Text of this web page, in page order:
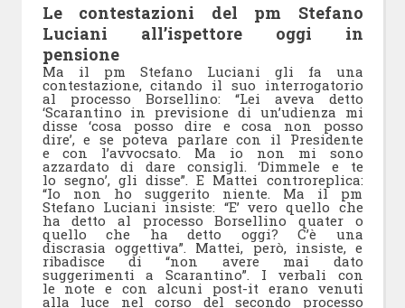
Le contestazioni del pm Stefano
Luciani all’ispettore oggi in
pensione
Ma il pm Stefano Luciani gli fa una
contestazione, citando il suo interrogatorio
al processo Borsellino: “Lei aveva detto
‘Scarantino in previsione di un’udienza mi
disse ‘cosa posso dire e cosa non posso
dire’, e se poteva parlare con il Presidente
e con l’avvocsato. Ma io non mi sono
azzardato di dare consigli. ‘Dimmele e te
lo segno’, gli disse”. E Mattei controreplica:
“Io non ho suggerito niente. Ma il pm
Stefano Luciani insiste: “E’ vero quello che
ha detto al processo Borsellino quater o
quello che ha detto oggi? C’è una
discrasia oggettiva”. Mattei, però, insiste, e
ribadisce di “non avere mai dato
suggerimenti a Scarantino”. I verbali con
le note e con alcuni post-it erano venuti
alla luce nel corso del secondo processo